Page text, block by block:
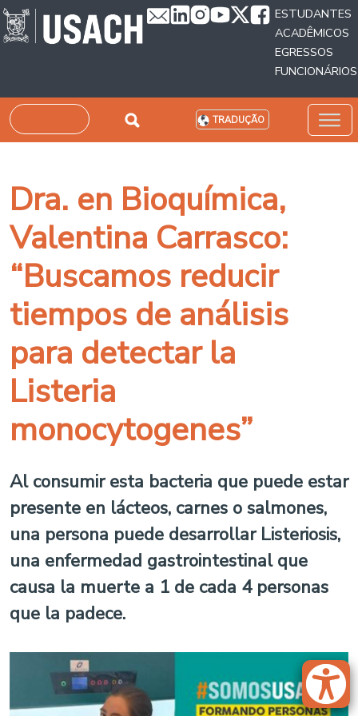
Passar para o conteúdo principal
ESTUDANTES
ACADÊMICOS
EGRESSOS
FUNCIONÁRIOS
Pesquisar TRADUÇÃO
Dra. en Bioquímica,
Valentina Carrasco:
“Buscamos reducir
tiempos de análisis
para detectar la
Listeria
monocytogenes”
Al consumir esta bacteria que puede estar
presente en lácteos, carnes o salmones,
una persona puede desarrollar Listeriosis,
una enfermedad gastrointestinal que
causa la muerte a 1 de cada 4 personas
que la padece.